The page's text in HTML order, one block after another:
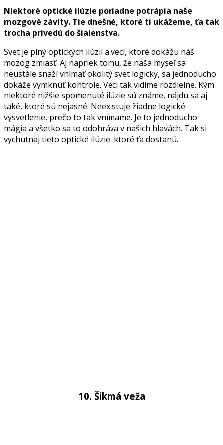
Niektoré optické ilúzie poriadne potrápia naše
mozgové závity. Tie dnešné, ktoré ti ukážeme, ťa tak
trocha privedú do šialenstva.
Svet je plný optických ilúzií a vecí, ktoré dokážu náš
mozog zmiasť. Aj napriek tomu, že naša myseľ sa
neustále snaží vnímať okolitý svet logicky, sa jednoducho
dokáže vymknúť kontrole. Veci tak vidíme rozdielne. Kým
niektoré nižšie spomenuté ilúzie sú známe, nájdu sa aj
také, ktoré sú nejasné. Neexistuje žiadne logické
vysvetlenie, prečo to tak vnímame. Je to jednoducho
mágia a všetko sa to odohráva v našich hlavách. Tak si
vychutnaj tieto optické ilúzie, ktoré ťa dostanú.
10. Šikmá veža